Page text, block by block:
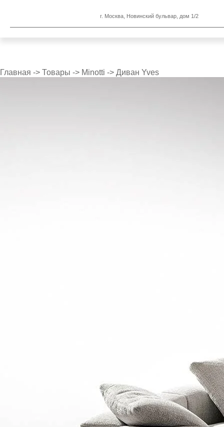
г. Москва, Новинский бульвар, дом 1/2
Главная -> Товары -> Minotti -> Диван Yves